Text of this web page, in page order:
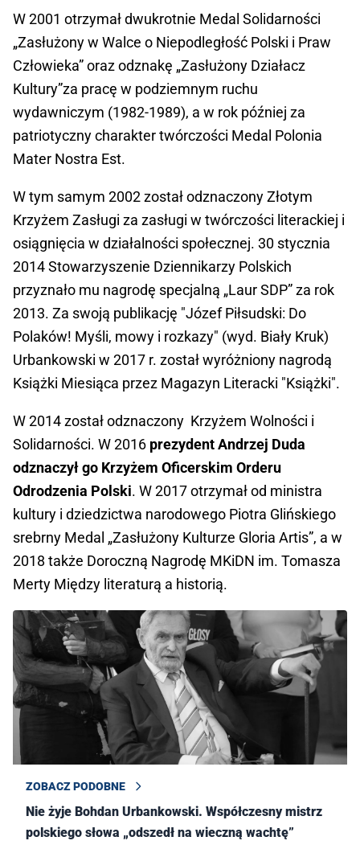
W 2001 otrzymał dwukrotnie Medal Solidarności
„Zasłużony w Walce o Niepodległość Polski i Praw
Człowieka” oraz odznakę „Zasłużony Działacz
Kultury”za pracę w podziemnym ruchu
wydawniczym (1982-1989), a w rok później za
patriotyczny charakter twórczości Medal Polonia
Mater Nostra Est.
W tym samym 2002 został odznaczony Złotym
Krzyżem Zasługi za zasługi w twórczości literackiej i
osiągnięcia w działalności społecznej. 30 stycznia
2014 Stowarzyszenie Dziennikarzy Polskich
przyznało mu nagrodę specjalną „Laur SDP” za rok
2013. Za swoją publikację "Józef Piłsudski: Do
Polaków! Myśli, mowy i rozkazy" (wyd. Biały Kruk)
Urbankowski w 2017 r. został wyróżniony nagrodą
Książki Miesiąca przez Magazyn Literacki "Książki".
W 2014 został odznaczony Krzyżem Wolności i
Solidarności. W 2016 prezydent Andrzej Duda
odznaczył go Krzyżem Oficerskim Orderu
Odrodzenia Polski. W 2017 otrzymał od ministra
kultury i dziedzictwa narodowego Piotra Glińskiego
srebrny Medal „Zasłużony Kulturze Gloria Artis”, a w
2018 także Doroczną Nagrodę MKiDN im. Tomasza
Merty Między literaturą a historią.
ZOBACZ PODOBNE
Nie żyje Bohdan Urbankowski. Współczesny mistrz
polskiego słowa „odszedł na wieczną wachtę”